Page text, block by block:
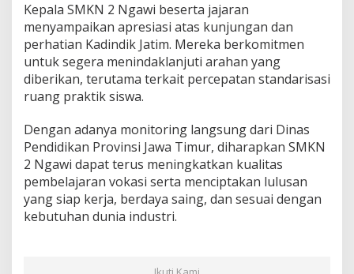
Kepala SMKN 2 Ngawi beserta jajaran
menyampaikan apresiasi atas kunjungan dan
perhatian Kadindik Jatim. Mereka berkomitmen
untuk segera menindaklanjuti arahan yang
diberikan, terutama terkait percepatan standarisasi
ruang praktik siswa.
Dengan adanya monitoring langsung dari Dinas
Pendidikan Provinsi Jawa Timur, diharapkan SMKN
2 Ngawi dapat terus meningkatkan kualitas
pembelajaran vokasi serta menciptakan lulusan
yang siap kerja, berdaya saing, dan sesuai dengan
kebutuhan dunia industri.